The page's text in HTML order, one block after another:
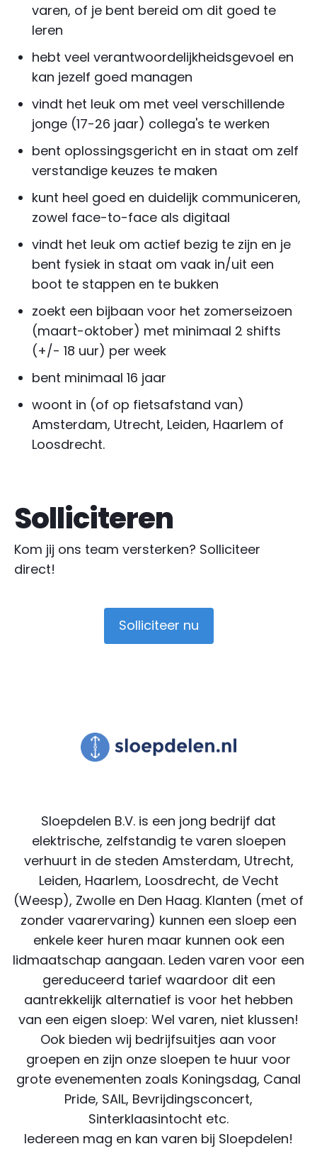
varen, of je bent bereid om dit goed te
leren
hebt veel verantwoordelijkheidsgevoel en
kan jezelf goed managen
vindt het leuk om met veel verschillende
jonge (17-26 jaar) collega's te werken
bent oplossingsgericht en in staat om zelf
verstandige keuzes te maken
kunt heel goed en duidelijk communiceren,
zowel face-to-face als digitaal
vindt het leuk om actief bezig te zijn en je
bent fysiek in staat om vaak in/uit een
boot te stappen en te bukken
zoekt een bijbaan voor het zomerseizoen
(maart-oktober) met minimaal 2 shifts
(+/- 18 uur) per week
bent minimaal 16 jaar
woont in (of op fietsafstand van)
Amsterdam, Utrecht, Leiden, Haarlem of
Loosdrecht.
Solliciteren
Kom jij ons team versterken? Solliciteer
direct!
Solliciteer nu
Sloepdelen B.V. is een jong bedrijf dat
elektrische, zelfstandig te varen sloepen
verhuurt in de steden Amsterdam, Utrecht,
Leiden, Haarlem, Loosdrecht, de Vecht
(Weesp), Zwolle en Den Haag. Klanten (met of
zonder vaarervaring) kunnen een sloep een
enkele keer huren maar kunnen ook een
lidmaatschap aangaan. Leden varen voor een
gereduceerd tarief waardoor dit een
aantrekkelijk alternatief is voor het hebben
van een eigen sloep: Wel varen, niet klussen!
Ook bieden wij bedrijfsuitjes aan voor
groepen en zijn onze sloepen te huur voor
grote evenementen zoals Koningsdag, Canal
Pride, SAIL, Bevrijdingsconcert,
Sinterklaasintocht etc.
Iedereen mag en kan varen bij Sloepdelen!